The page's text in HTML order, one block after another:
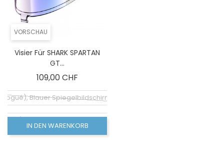
VORSCHAU
Visier Für SHARK SPARTAN
GT...
109,00 CHF
Blauer Spiegelbildschirm (non homologué)
Rot gespiegelter Bildschirm (non homologué)
IN DEN WARENKORB